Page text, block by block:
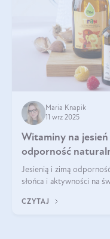
Maria Knapik
11 wrz 2025
Witaminy na
odporność
Jesienią i zimą
słońca i aktywności na
wspierać układ
CZYTAJ